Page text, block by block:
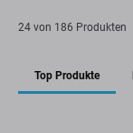
24 von 186 Produkten
Top Produkte